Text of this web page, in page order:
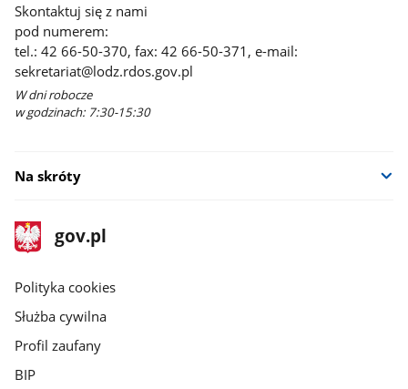
Skontaktuj się z nami
pod numerem:
tel.: 42 66-50-370, fax: 42 66-50-371, e-mail:
sekretariat@lodz.rdos.gov.pl
W dni robocze
w godzinach: 7:30-15:30
Na skróty
stopka
gov.pl
Strona
gov.pl
gov.pl
Polityka cookies
Służba cywilna
Profil zaufany
BIP